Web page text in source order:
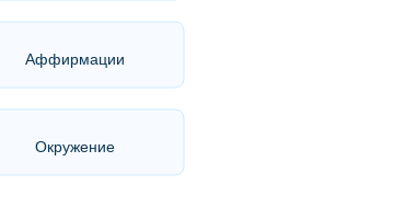
Аффирмации
Окружение